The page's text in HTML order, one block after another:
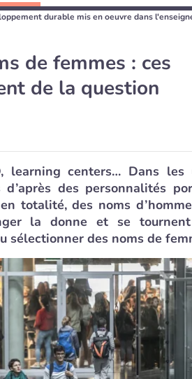
durable mis en oeuvre dans
de femmes : ces
de la question
learning centers… Dans les
des personnalités
totalité, des noms
la donne et se
sélectionner des noms de